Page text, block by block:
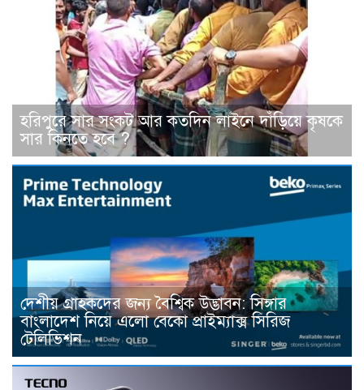
হরিপুরে সার সংকট আর কতদিন লাইনে দাঁড়িয়ে কৃষকে
সার কিনতে হবে ?
দেশীয় গ্রাহকদের জন্য বৈশ্বিক উদ্ভাবন: সিঙ্গার
বাংলাদেশ নিয়ে এলো বেকো প্রাইম্যাক্স সিরিজ
টেলিভিশন